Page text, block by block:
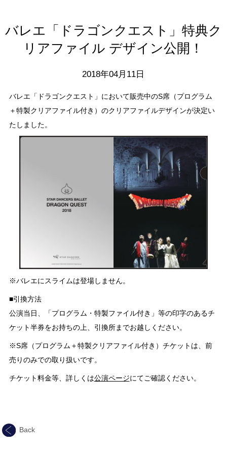
バレエ「ドラゴンクエスト」特典ク
リアファイル デザイン公開！
2018年04月11日
バレエ「ドラゴンクエスト」において販売中のS席（プログラム
＋特製クリアファイル付き）のクリアファイルデザインが決定い
たしました。
※バレエにスライムは登場しません。
■引換方法
公演当日、「プログラム・特製ファイル付き」等の印字のあるチ
ケット半券をお持ちの上、引換所までお越しください。
※S席（プログラム＋特製クリアファイル付き）チケットは、前
売りのみでの取り扱いです。
チケット料金等、詳しくは公演ページにてご確認ください。
Back